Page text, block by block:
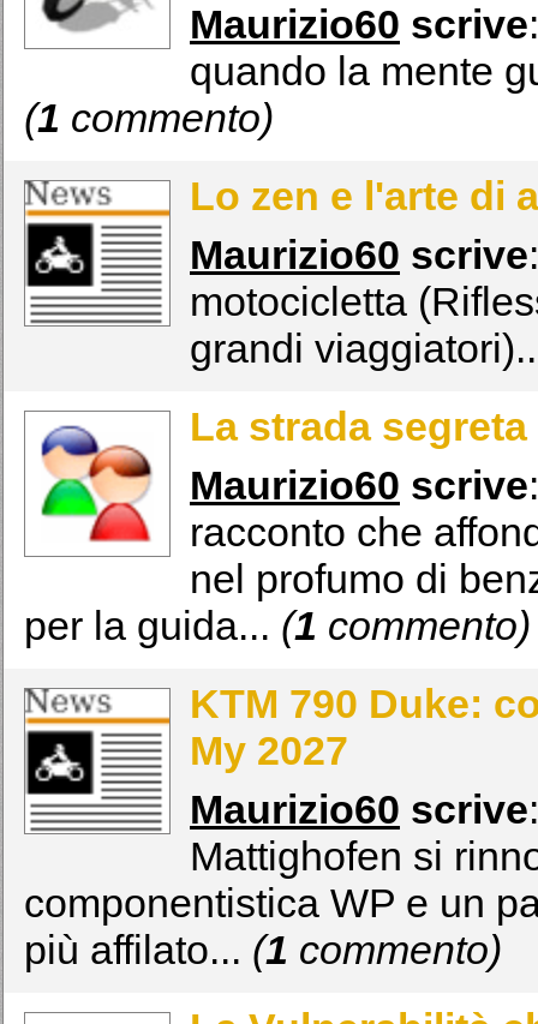
Maurizio60 scrive
quando la mente
(1 commento)
Lo zen e l'arte di
Maurizio60 scrive
motocicletta
grandi
La strada
Maurizio60 scrive
racconto che
nel profumo di
per la guida... (1 commento)
KTM 790 Duke:
My 2027
Maurizio60 scrive
Mattighofen si
componentistica WP e un
più affilato... (1 commento)